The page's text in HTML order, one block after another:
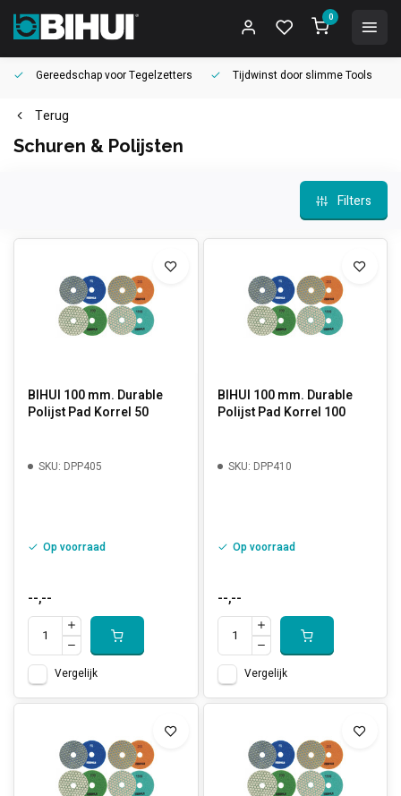
0
Gereedschap voorTegelzetters Tijdwinst door slimme Tools
Terug
Schuren & Polijsten
Filters
BIHUI 100 mm. Durable
Polijst Pad Korrel 50
SKU: DPP405
Op voorraad
--,--
Vergelijk
BIHUI 100 mm. Durable
Polijst Pad Korrel 100
SKU: DPP410
Op voorraad
--,--
Vergelijk